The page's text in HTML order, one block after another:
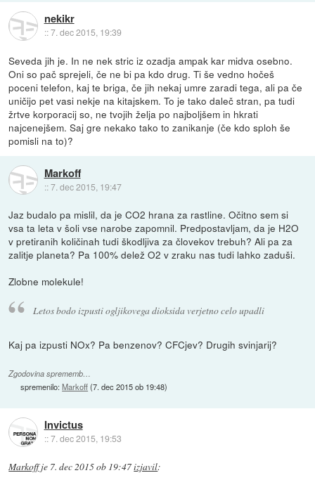
nekikr
::7. dec 2015, 19:39
Seveda jih je. In ne nek stric iz ozadja ampak kar midva osebno.
Oni so pač sprejeli, če ne bi pa kdo drug. Ti še vedno hočeš
poceni telefon, kaj te briga, če jih nekaj umre zaradi tega, ali pa če
uničijo pet vasi nekje na kitajskem. To je tako daleč stran, pa tudi
žrtve korporacij so, ne tvojih želja po najboljšem in hkrati
najcenejšem. Saj gre nekako tako to zanikanje (če kdo sploh še
pomisli na to)?
Markoff
::7. dec 2015, 19:47
Jaz budalo pa mislil, da je CO2 hrana za rastline. Očitno sem si
vsa ta leta v šoli vse narobe zapomnil. Predpostavljam, da je H2O
v pretiranih količinah tudi škodljiva za človekov trebuh? Ali pa za
zalitje planeta? Pa 100% delež O2 v zraku nas tudi lahko zaduši.
Zlobne molekule!
Letos bodo izpusti ogljikovega dioksida verjetno celo upadli
Kaj pa izpusti NOx? Pa benzenov? CFCjev? Drugih svinjarij?
Zgodovina sprememb…
spremenilo:Markoff(7. dec 2015 ob 19:48)
Invictus
::7. dec 2015, 19:53
Markoffje 7. dec 2015 ob 19:47izjavil: